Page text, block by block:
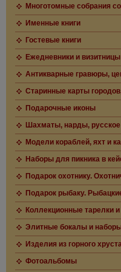
Многотомные собрания
Именные книги
Гостевые книги
Ежедневники и визитницы
Антикварные гравюры,
Старинные карты
Подарочные иконы
Шахматы, нарды, русское
Модели кораблей, яхт и
Наборы для пикника в
Подарок охотнику.
Подарок рыбаку.
Коллекционные тарелки
Элитные бокалы и
Изделия из горного
Фотоальбомы